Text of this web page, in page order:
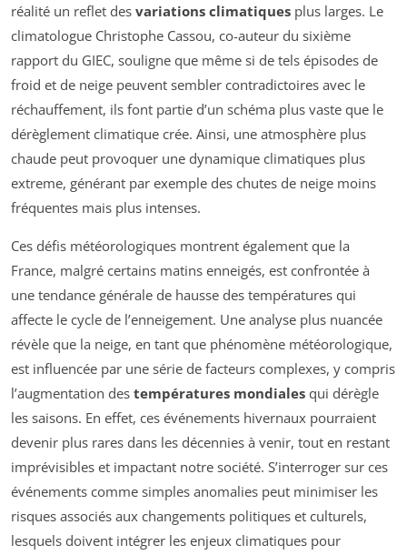
réalité un reflet des variations climatiques plus larges. Le
climatologue Christophe Cassou, co-auteur du sixième
rapport du GIEC, souligne que même si de tels épisodes de
froid et de neige peuvent sembler contradictoires avec le
réchauffement, ils font partie d’un schéma plus vaste que le
dérèglement climatique crée. Ainsi, une atmosphère plus
chaude peut provoquer une dynamique climatiques plus
extreme, générant par exemple des chutes de neige moins
fréquentes mais plus intenses.
Ces défis météorologiques montrent également que la
France, malgré certains matins enneigés, est confrontée à
une tendance générale de hausse des températures qui
affecte le cycle de l’enneigement. Une analyse plus nuancée
révèle que la neige, en tant que phénomène météorologique,
est influencée par une série de facteurs complexes, y compris
l’augmentation des températures mondiales qui dérègle
les saisons. En effet, ces événements hivernaux pourraient
devenir plus rares dans les décennies à venir, tout en restant
imprévisibles et impactant notre société. S’interroger sur ces
événements comme simples anomalies peut minimiser les
risques associés aux changements politiques et culturels,
lesquels doivent intégrer les enjeux climatiques pour